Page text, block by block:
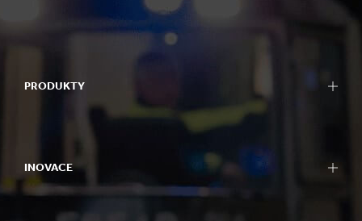
PRODUKTY
INOVACE